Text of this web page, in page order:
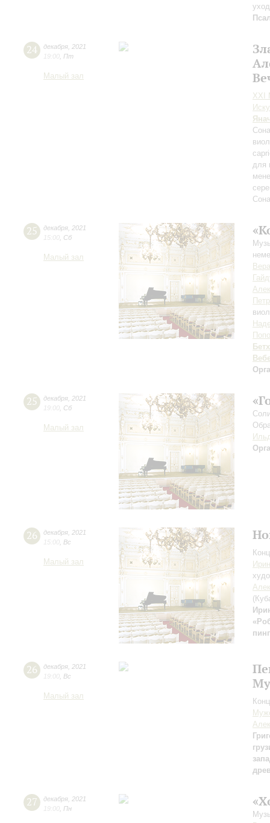
24 декабря 2021
19:00 Пт
Малый зал
XXI
для
25 декабря 2021
15:00 Сб
Малый зал
25 декабря 2021
19:00 Сб
Малый зал
26 декабря 2021
15:00 Вс
Малый зал
26 декабря 2021
19:00 Вс
Малый зал
27 декабря 2021
19:00 Пн